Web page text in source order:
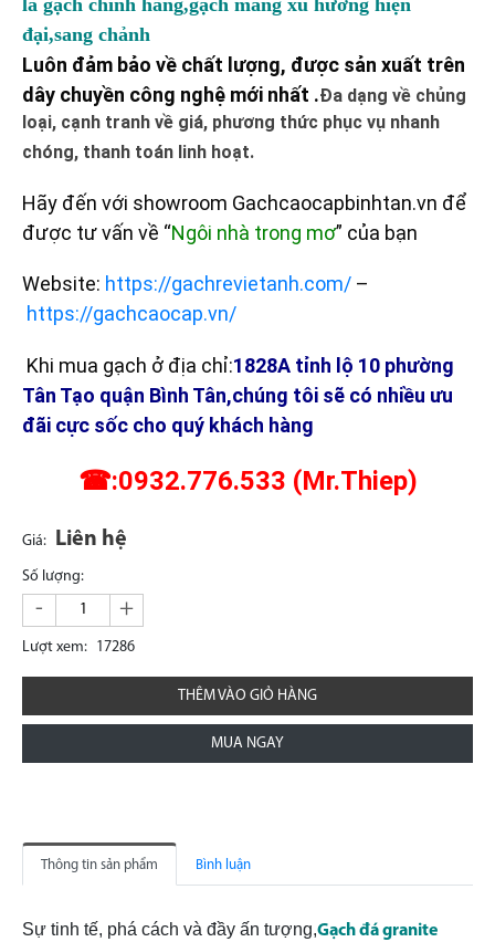
là gạch chính hãng,gạch mang xu hướng hiện
đại,sang chảnh
Luôn đảm bảo về chất lượng, được sản xuất trên
dây chuyền công nghệ mới nhất .Đa dạng về chủng
loại, cạnh tranh về giá, phương thức phục vụ nhanh
chóng, thanh toán linh hoạt.
Hãy đến với showroom Gachcaocapbinhtan.vn để
được tư vấn về “Ngôi nhà trong mơ” của bạn
Website: https://gachrevietanh.com/ –
https://gachcaocap.vn/
Khi mua gạch ở địa chỉ:1828A tỉnh lộ 10 phường
Tân Tạo quận Bình Tân,chúng tôi sẽ có nhiều ưu
đãi cực sốc cho quý khách hàng
☎:0932.776.533 (Mr.Thiep)
Giá: Liên hệ
Số lượng:
- +
Lượt xem: 17286
THÊM VÀO GIỎ HÀNG
MUA NGAY
Thông tin sản phẩm Bình luận
Sự tinh tế, phá cách và đầy ấn tượng,Gạch đá granite